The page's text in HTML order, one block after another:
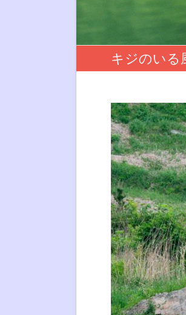
キジのいる